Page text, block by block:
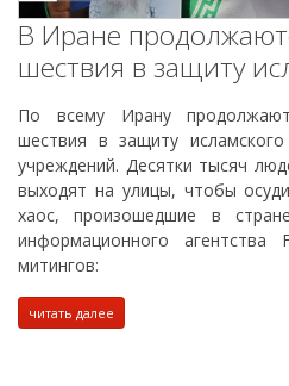
В Иране
шествия в защиту
По всему Ирану
шествия в защиту
учреждений. Десятки тысяч
выходят на улицы, чтобы
хаос, произошедшие в
информационного
митингов:
читать далее